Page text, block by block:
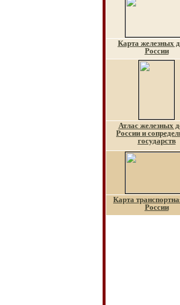
Карта железных
России
Атлас железных
России и
государств
Карта
России